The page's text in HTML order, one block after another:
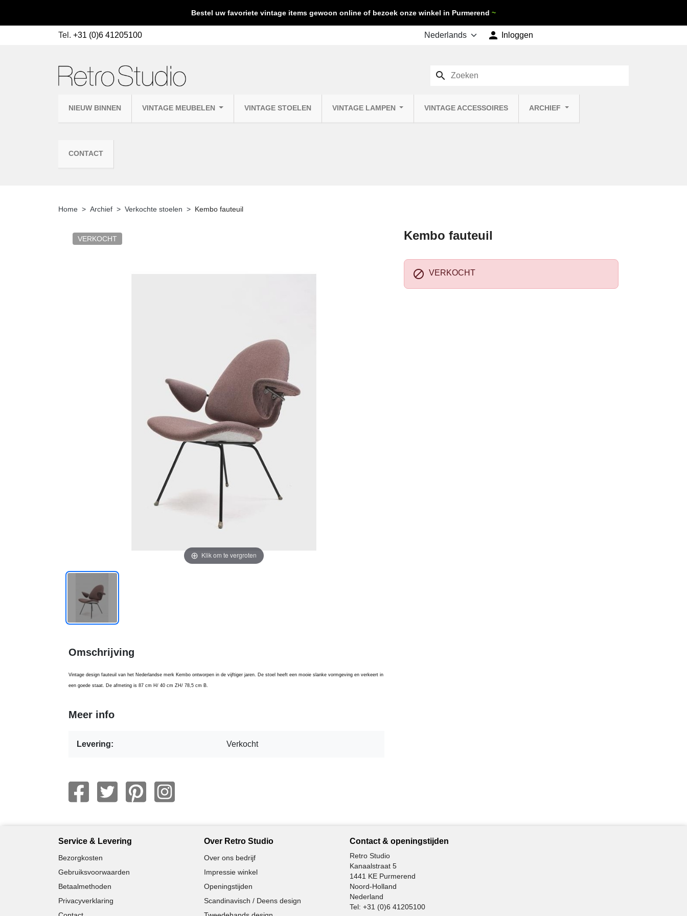
Bestel uw favoriete vintage items gewoon online of bezoek onze winkel in Purmerend ~
Tel. +31 (0)6 41205100  Inloggen
NIEUW BINNEN VINTAGE MEUBELEN VINTAGE STOELEN VINTAGE LAMPEN VINTAGE ACCESSOIRES ARCHIEF
CONTACT
search
Home Archief Verkochte stoelen Kembo fauteuil
VERKOCHT
Klik om te vergroten
Kembo fauteuil
 VERKOCHT
Omschrijving
Vintage design fauteuil van het Nederlandse merk Kembo ontworpen in de vijftiger jaren. De stoel heeft een mooie slanke vormgeving en verkeert in
een goede staat. De afmeting is 87 cm H/ 40 cm ZH/ 78,5 cm B.
Meer info
Levering: Verkocht
Service & Levering
Bezorgkosten
Gebruiksvoorwaarden
Betaalmethoden
Privacyverklaring
Over Retro Studio
Over ons bedrijf
Impressie winkel
Openingstijden
Scandinavisch / Deens design
Contact & openingstijden
Retro Studio
Kanaalstraat 5
1441 KE Purmerend
Noord-Holland
Nederland
Tel: +31 (0)6 41205100